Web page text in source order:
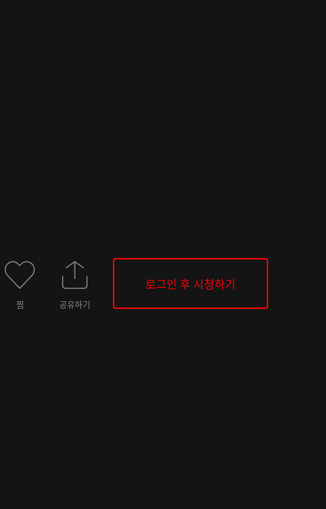
찜 공유하기
로그인 후 시청하기